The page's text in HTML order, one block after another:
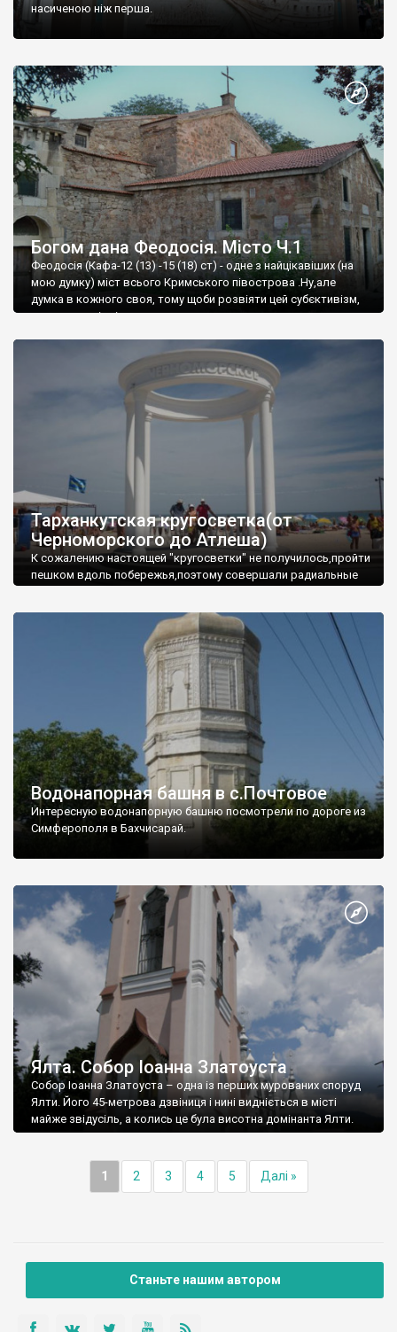
насиченою ніж перша.
Богом дана Феодосія. Місто Ч.1
Феодосія (Кафа-12 (13) -15 (18) ст) - одне з найцікавіших (на
мою думку) міст всього Кримського півострова .Ну,але
думка в кожного своя, тому щоби розвіяти цей субєктивізм,
запрошую відвідати це
Тарханкутская кругосветка(от
Черноморского до Атлеша)
К сожалению настоящей "кругосветки" не получилось,пройти
пешком вдоль побережья,поэтому совершали радиальные
Водонапорная башня в с.Почтовое
Интересную водонапорную башню посмотрели по дороге из
Симферополя в Бахчисарай.
Ялта. Собор Іоанна Златоуста
Собор Іоанна Златоуста – одна із перших мурованих споруд
Ялти. Його 45-метрова дзвіниця і нині видніється в місті
майже звідусіль, а колись це була висотна домінанта Ялти.
1 2 3 4 5 Далі »
Станьте нашим автором